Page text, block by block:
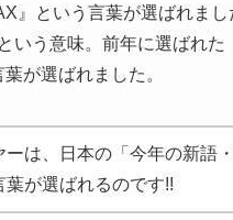
』という言葉が選ばれま
いう意味。前年に選ばれ
が選ばれました。
は、日本の「今年の新語
が選ばれるのです!!